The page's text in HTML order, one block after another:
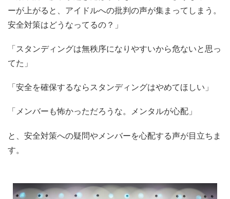
ーが上がると、アイドルへの批判の声が集まってしまう。
安全対策はどうなってるの？」
「スタンディングは無秩序になりやすいから危ないと思っ
てた」
「安全を確保するならスタンディングはやめてほしい」
「メンバーも怖かっただろうな。メンタルが心配」
と、安全対策への疑問やメンバーを心配する声が目立ちま
す。